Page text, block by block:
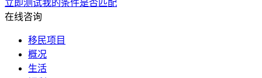
立即测试我的条件是否匹配
在线咨询
移民项目
概况
生活